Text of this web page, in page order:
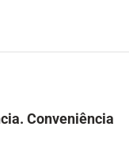
Conveniência